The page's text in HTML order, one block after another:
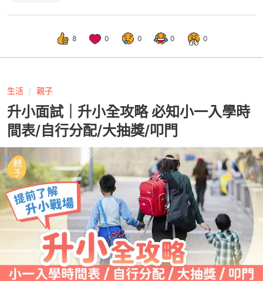
8 0 0 0 0
生活 親子
升小面試｜升小全攻略 必知小一入學時
間表/自行分配/大抽獎/叩門